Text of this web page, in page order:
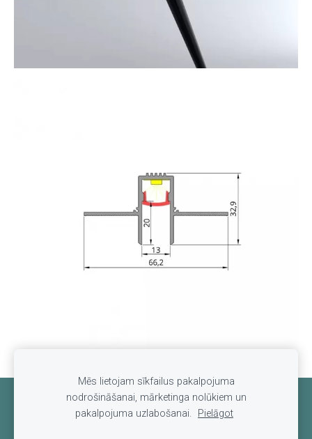
Sīkdatnes
Mēs lietojam sīkfailus pakalpojuma
nodrošināšanai, mārketinga nolūkiem un
pakalpojuma uzlabošanai.
Pielāgot